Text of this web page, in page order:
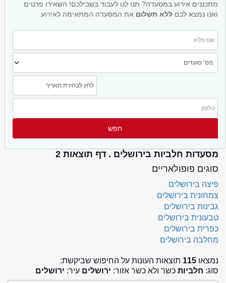
מתכננים אירוע במסעדה? תנו לנו לעבוד בשבילכם! השאירו פרטים
ואנו נמצא לכם ללא תשלום את המסעדה המתאימה לאירוע.
מסעדות חלביות בירושלים . דף תוצאות 2
סוגים פופולאריים
פיצה בירושלים
צמחונית בירושלים
גבינות בירושלים
טבעונית בירושלים
כפרית בירושלים
מחלבה בירושלים
נמצאו 115 תוצאות העונות על החיפוש שביקשת:
סוג: חלביות כשר ולא כשר אזור: ירושלים עיר: ירושלים